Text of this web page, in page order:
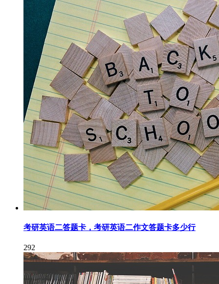
考研英语二答题卡，考研英语二作文答题卡多少行
292